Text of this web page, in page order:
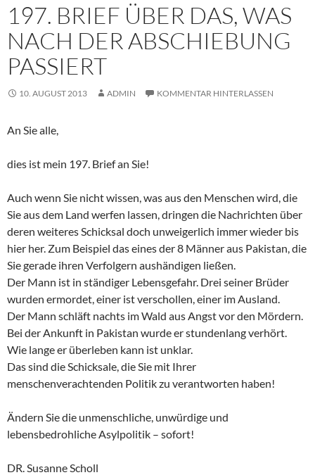
197. BRIEF ÜBER DAS, WAS
NACH DER ABSCHIEBUNG
PASSIERT
10. AUGUST 2013 ADMIN KOMMENTAR HINTERLASSEN
An Sie alle,
dies ist mein 197. Brief an Sie!
Auch wenn Sie nicht wissen, was aus den Menschen wird, die
Sie aus dem Land werfen lassen, dringen die Nachrichten über
deren weiteres Schicksal doch unweigerlich immer wieder bis
hier her. Zum Beispiel das eines der 8 Männer aus Pakistan, die
Sie gerade ihren Verfolgern aushändigen ließen.
Der Mann ist in ständiger Lebensgefahr. Drei seiner Brüder
wurden ermordet, einer ist verschollen, einer im Ausland.
Der Mann schläft nachts im Wald aus Angst vor den Mördern.
Bei der Ankunft in Pakistan wurde er stundenlang verhört.
Wie lange er überleben kann ist unklar.
Das sind die Schicksale, die Sie mit Ihrer
menschenverachtenden Politik zu verantworten haben!
Ändern Sie die unmenschliche, unwürdige und
lebensbedrohliche Asylpolitik – sofort!
DR. Susanne Scholl